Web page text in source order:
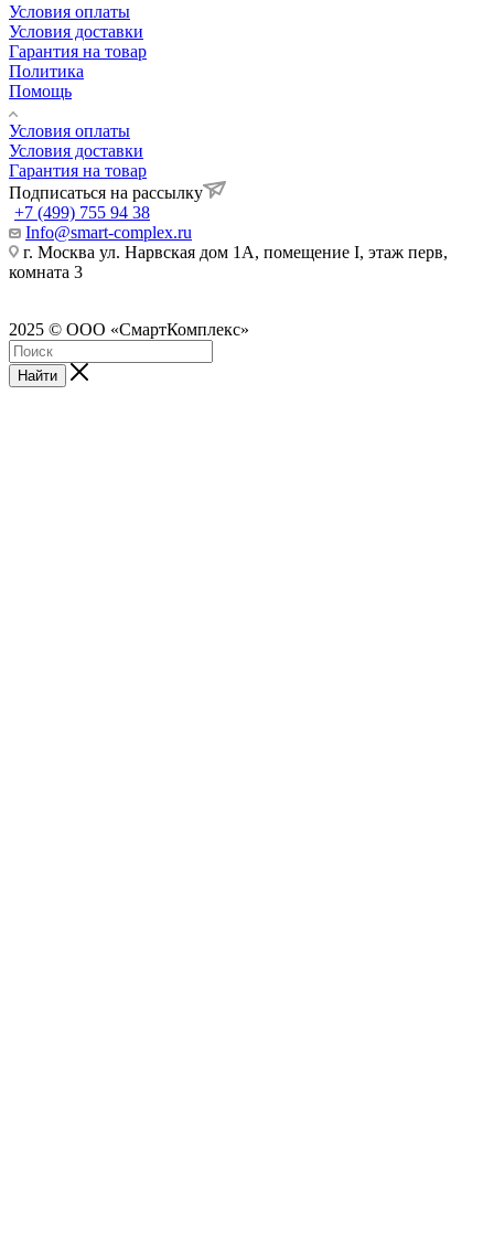
Условия оплаты
Условия доставки
Гарантия на товар
Политика
Помощь
Условия оплаты
Условия доставки
Гарантия на товар
Подписаться на рассылку
+7 (499) 755 94 38
Info@smart-complex.ru
г. Москва ул. Нарвская дом 1А, помещение I, этаж перв,
комната 3
2025 © ООО «СмартКомплекс»
Найти